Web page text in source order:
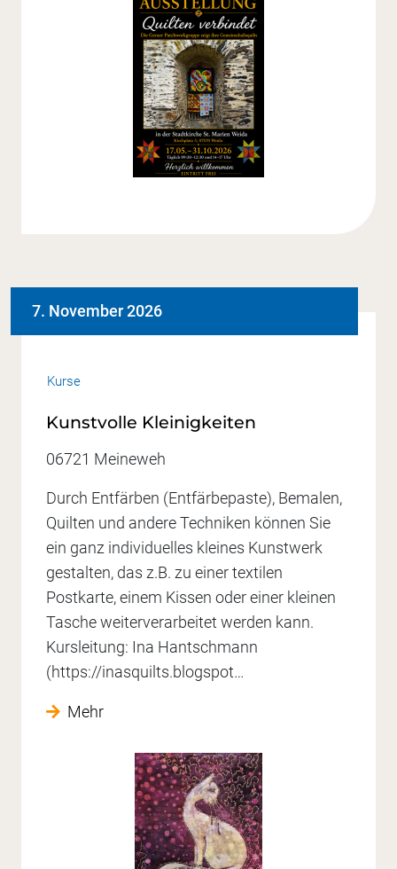
Kurse
7. November 2026
Kunstvolle Kleinigkeiten
06721 Meineweh
Durch Entfärben (Entfärbepaste), Bemalen,
Quilten und andere Techniken können Sie
ein ganz individuelles kleines Kunstwerk
gestalten, das z.B. zu einer textilen
Postkarte, einem Kissen oder einer kleinen
Tasche weiterverarbeitet werden kann.
Kursleitung: Ina Hantschmann
(https://inasquilts.blogspot…
Mehr